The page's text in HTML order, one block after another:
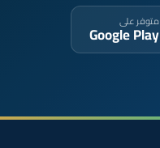
متوفر على
Google Play